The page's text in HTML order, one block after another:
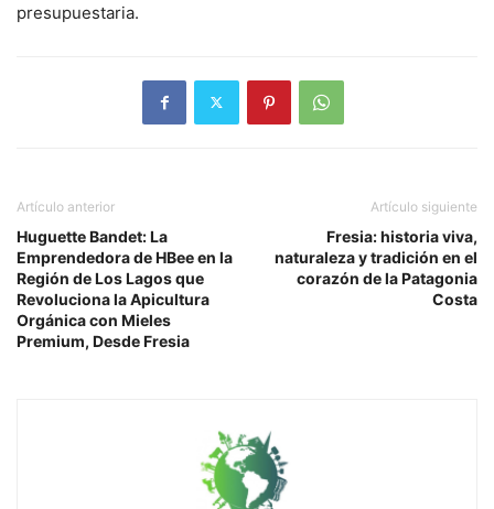
presupuestaria.
Artículo anterior
Huguette Bandet: La
Emprendedora de HBee en la
Región de Los Lagos que
Revoluciona la Apicultura
Orgánica con Mieles
Premium, Desde Fresia
Artículo siguiente
Fresia: historia viva,
naturaleza y tradición en el
corazón de la Patagonia
Costa